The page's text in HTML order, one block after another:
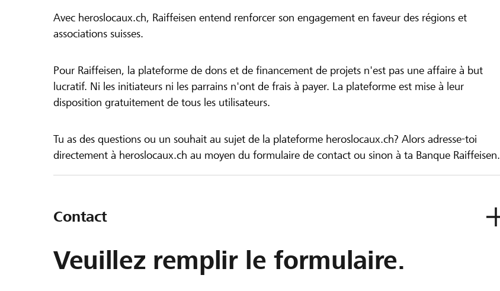
Avec heroslocaux.ch, Raiffeisen entend renforcer son engagement en faveur des régions et
associations suisses.
Pour Raiffeisen, la plateforme de dons et de financement de projets n'est pas une affaire à but
lucratif. Ni les initiateurs ni les parrains n'ont de frais à payer. La plateforme est mise à leur
disposition gratuitement de tous les utilisateurs.
Tu as des questions ou un souhait au sujet de la plateforme heroslocaux.ch? Alors adresse-toi
directement à heroslocaux.ch au moyen du formulaire de contact ou sinon à ta Banque Raiffeisen.
Contact
Veuillez remplir le formulaire.